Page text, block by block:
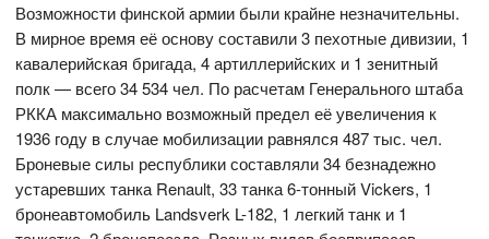
Возможности финской армии были крайне незначительны.
В мирное время её основу составили 3 пехотные дивизии, 1
кавалерийская бригада, 4 артиллерийских и 1 зенитный
полк — всего 34 534 чел. По расчетам Генерального штаба
РККА максимально возможный предел её увеличения к
1936 году в случае мобилизации равнялся 487 тыс. чел.
Броневые силы республики составляли 34 безнадежно
устаревших танка Renault, 33 танка 6-тонный Vickers, 1
бронеавтомобиль Landsverk L-182, 1 легкий танк и 1